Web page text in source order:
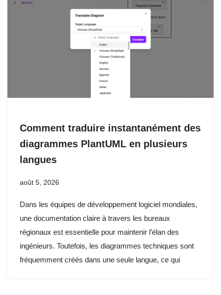
Comment traduire instantanément des
diagrammes PlantUML en plusieurs
langues
août 5, 2026
Dans les équipes de développement logiciel mondiales,
une documentation claire à travers les bureaux
régionaux est essentielle pour maintenir l’élan des
ingénieurs. Toutefois, les diagrammes techniques sont
fréquemment créés dans une seule langue, ce qui